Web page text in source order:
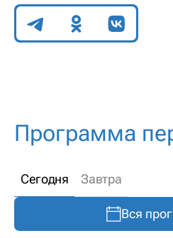
Поделиться
Программа
Сегодня Завтра
Вся